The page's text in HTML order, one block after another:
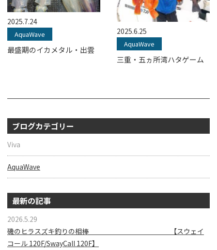
2025.7.24
AquaWave
最盛期のイカメタル・出雲
2025.6.25
AquaWave
三重・五ヵ所湾ハタゲーム
ブログカテゴリー
Viva
AquaWave
最新の記事
2026.5.29
磯のヒラスズキ釣りの相棒 【スウェイ
コール 120F/SwayCall 120F】